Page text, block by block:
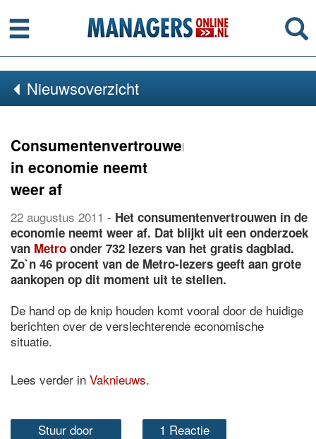
Menu
Nieuwsoverzicht
Consumentenvertrouwen
in economie neemt
weer af
22 augustus 2011 - Het consumentenvertrouwen in de
economie neemt weer af. Dat blijkt uit een onderzoek
van Metro onder 732 lezers van het gratis dagblad.
Zo`n 46 procent van de Metro-lezers geeft aan grote
aankopen op dit moment uit te stellen.
De hand op de knip houden komt vooral door de huidige
berichten over de verslechterende economische
situatie.
Lees verder in Vaknieuws.
Stuur door 1 Reactie